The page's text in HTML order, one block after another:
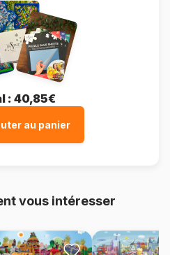
: 40,85€
au panier
vous intéresser